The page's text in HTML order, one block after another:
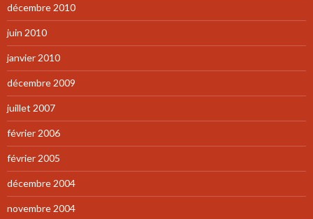
décembre 2010
juin 2010
janvier 2010
décembre 2009
juillet 2007
février 2006
février 2005
décembre 2004
novembre 2004